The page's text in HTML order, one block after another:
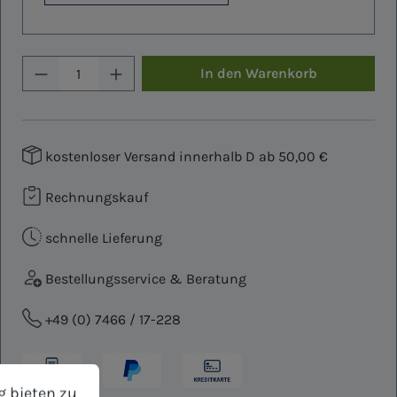
Produkt Anzahl: Gib den
In den Warenkorb
kostenloser Versand innerhalb D ab 50,00 €
Rechnungskauf
schnelle Lieferung
Bestellungsservice & Beratung
+49 (0) 7466 / 17-228
zu können. Mehr Informationen ...
bieten zu